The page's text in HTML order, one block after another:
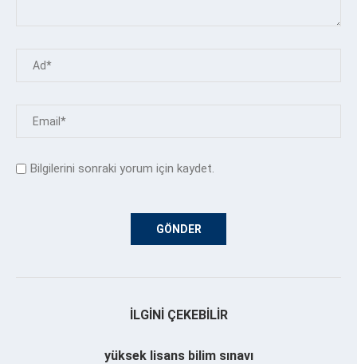
Bilgilerini sonraki yorum için kaydet.
İLGINI ÇEKEBILIR
yüksek lisans bilim sınavı